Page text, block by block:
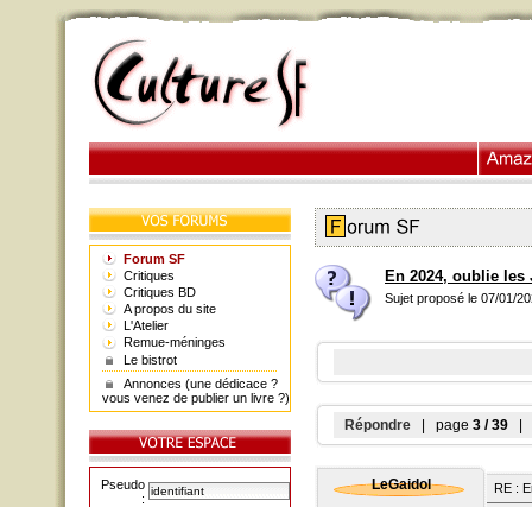
Forum SF
Critiques
Critiques BD
A propos du site
L'Atelier
Remue-méninges
Le bistrot
Annonces (une dédicace ?
vous venez de publier un livre ?)
Pseudo
:
En 2024, oublie
Sujet proposé le 07/01/
Répondre | page 3 / 39
LeGaidol RE :